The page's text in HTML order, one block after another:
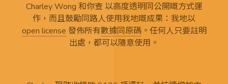
Charley Wong 和你查 以高度透明同公開嘅方式運
作，而且鼓勵同路人使用我地嘅成果：我地以
open license 發佈所有數據同原碼。任何人只要註明
出處，都可以隨意使用。